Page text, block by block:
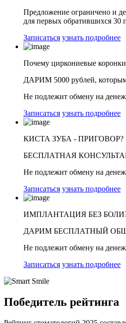
Предложение ограничено и
для первых обратившихся 30
Записаться узнать подробнее
Почему циркониевые
ДАРИМ 5000 рублей,
Не подлежит обмену на
Записаться узнать подробнее
КИСТА ЗУБА - ПРИГОВОР?
БЕСПЛАТНАЯ
Не подлежит обмену на
Записаться узнать подробнее
ИМПЛАНТАЦИЯ БЕЗ
ДАРИМ БЕСПЛАТНЫЙ
Не подлежит обмену на
Записаться узнать подробнее
Победитель рейтинга